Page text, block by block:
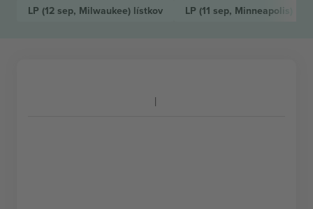
LP (12 sep, Milwaukee) lístkov LP (11 sep, Minneapolis)